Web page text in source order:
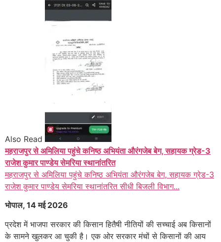
Also Read
महराजपुर से अमिलिया पहुंचे कनिष्ठ अभियंता औरंगजेब बेग, सहायक ग्रेड-3
राजेश कुमार पाण्डेय सेमरिया स्थानांतरित
महराजपुर से अमिलिया पहुंचे कनिष्ठ अभियंता औरंगजेब बेग, सहायक ग्रेड-3
राजेश कुमार पाण्डेय सेमरिया स्थानांतरित सीधी बिजली विभाग...
भोपाल, 14 मई 2026
प्रदेश में भाजपा सरकार की किसान हितैषी नीतियों की सच्चाई अब किसानों
के सामने खुलकर आ चुकी है। एक ओर सरकार मंचों से किसानों की आय